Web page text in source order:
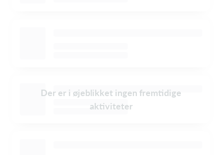
Der er i øjeblikket ingen fremtidige
aktiviteter